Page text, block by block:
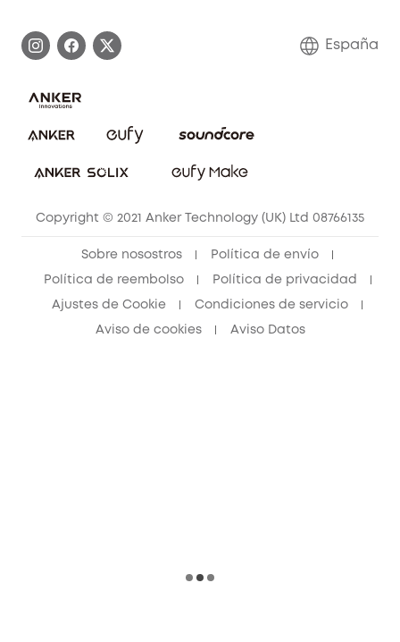
Sistemas de Alarma
Explorar todo
Preguntas frecuentes sobre pedidos
Portal web de seguridad
Conviértete en afiliado
España
Copyright © 2021 Anker Technology (UK) Ltd 08766135
Sobre nosostros Política de envío
Política de reembolso Política de privacidad
Ajustes de Cookie Condiciones de servicio
Aviso de cookies Aviso Datos